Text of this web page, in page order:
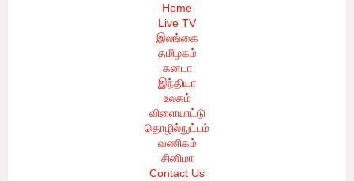
Home
Live TV
இலங்கை
தமிழகம்
கனடா
இந்தியா
உலகம்
விளையாட்டு
தொழில்நுட்பம்
வணிகம்
சினிமா
Contact Us